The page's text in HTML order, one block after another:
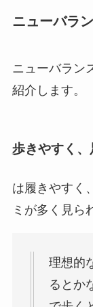
ニューバラ
ニューバラン
紹介します。
歩きやすく
は履きやすく
ミが多く見ら
理想的
るとか